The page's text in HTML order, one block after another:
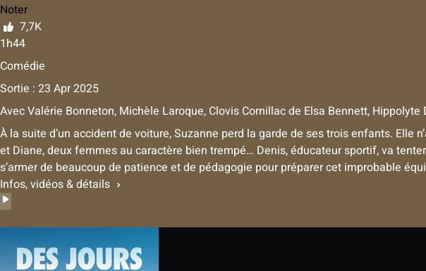
Noter
7,7K
1h44
Comédie
Sortie : 23 Apr 2025
AvecValérie Bonneton, Michèle Laroque, Clovis Cornillacde Elsa Bennett, Hippolyte
À la suite d’un accident de voiture, Suzanne perd la garde de ses trois enfants.
et Diane, deux femmes au caractère bien trempé… Denis, éducateur sportif, va
s’armer de beaucoup de patience et de pédagogie pour préparer cet improbable
Infos, vidéos & détails